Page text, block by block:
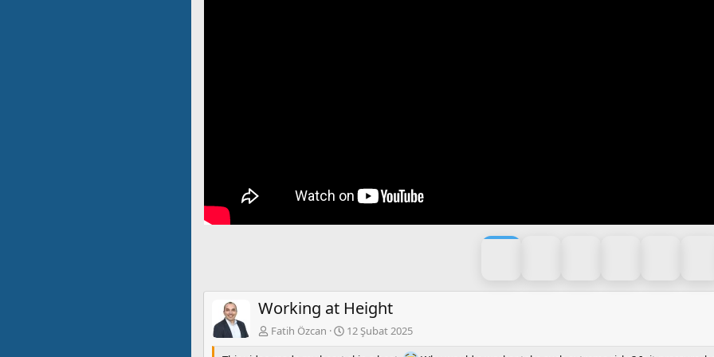
Working at Height
Fatih Özcan 12 Şubat 2025